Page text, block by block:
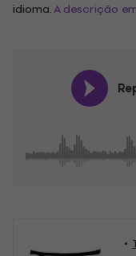
idioma.A descrição